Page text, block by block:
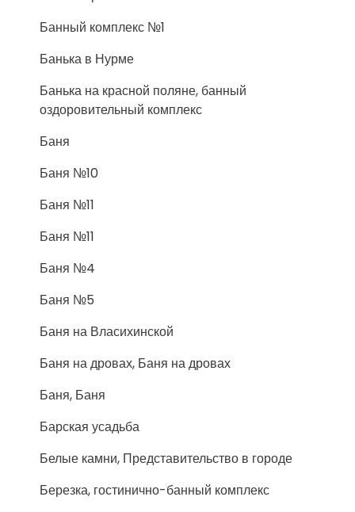
Банный комплекс №1
Банька в Нурме
Банька на красной поляне, банный
оздоровительный комплекс
Баня
Баня №10
Баня №11
Баня №11
Баня №4
Баня №5
Баня на Власихинской
Баня на дровах, Баня на дровах
Баня, Баня
Барская усадьба
Белые камни, Представительство в городе
Березка, гостинично-банный комплекс